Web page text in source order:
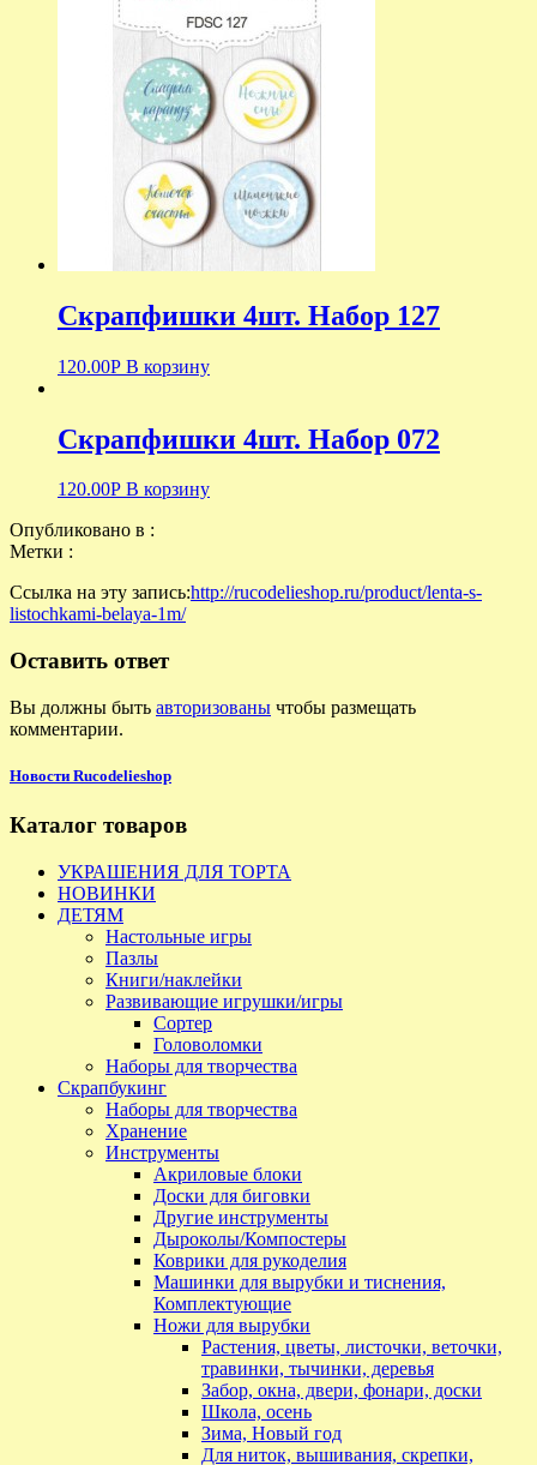
Скрапфишки 4шт. Набор 127
120.00Р В корзину
Скрапфишки 4шт. Набор 072
120.00Р В корзину
Опубликовано в :
Метки :
Ссылка на эту запись:http://rucodelieshop.ru/product/lenta-s-
listochkami-belaya-1m/
Оставить ответ
Вы должны быть авторизованы чтобы размещать
комментарии.
Новости Rucodelieshop
Каталог товаров
УКРАШЕНИЯ ДЛЯ ТОРТА
НОВИНКИ
ДЕТЯМ
Настольные игры
Пазлы
Книги/наклейки
Развивающие игрушки/игры
Сортер
Головоломки
Наборы для творчества
Скрапбукинг
Наборы для творчества
Хранение
Инструменты
Акриловые блоки
Доски для биговки
Другие инструменты
Дыроколы/Компостеры
Коврики для рукоделия
Машинки для вырубки и тиснения,
Комплектующие
Ножи для вырубки
Растения, цветы, листочки, веточки,
травинки, тычинки, деревья
Забор, окна, двери, фонари, доски
Школа, осень
Зима, Новый год
Для ниток, вышивания, скрепки,